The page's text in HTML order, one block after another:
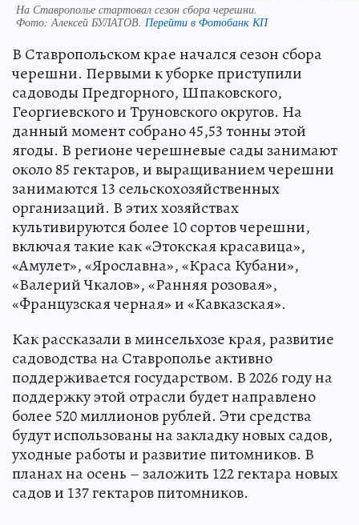
На Ставрополье стартовал сезон сбора черешни.
Фото: Алексей БУЛАТОВ. Перейти в Фотобанк КП
В Ставропольском крае начался сезон сбора
черешни. Первыми к уборке приступили
садоводы Предгорного, Шпаковского,
Георгиевского и Труновского округов. На
данный момент собрано 45,53 тонны этой
ягоды. В регионе черешневые сады занимают
около 85 гектаров, и выращиванием черешни
занимаются 13 сельскохозяйственных
организаций. В этих хозяйствах
культивируются более 10 сортов черешни,
включая такие как «Этокская красавица»,
«Амулет», «Ярославна», «Краса Кубани»,
«Валерий Чкалов», «Ранняя розовая»,
«Французская черная» и «Кавказская».
Как рассказали в минсельхозе края, развитие
садоводства на Ставрополье активно
поддерживается государством. В 2026 году на
поддержку этой отрасли будет направлено
более 520 миллионов рублей. Эти средства
будут использованы на закладку новых садов,
уходные работы и развитие питомников. В
планах на осень – заложить 122 гектара новых
садов и 137 гектаров питомников.